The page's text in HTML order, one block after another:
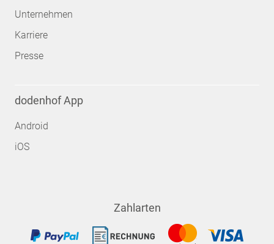
Unternehmen
Karriere
Presse
dodenhof App
Android
iOS
Zahlarten